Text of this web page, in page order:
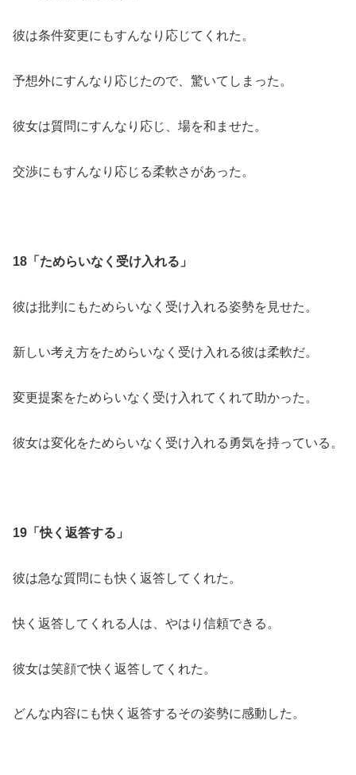
彼は条件変更にもすんなり応じてくれた。
予想外にすんなり応じたので、驚いてしまった。
彼女は質問にすんなり応じ、場を和ませた。
交渉にもすんなり応じる柔軟さがあった。
18「ためらいなく受け入れる」
彼は批判にもためらいなく受け入れる姿勢を見せた。
新しい考え方をためらいなく受け入れる彼は柔軟だ。
変更提案をためらいなく受け入れてくれて助かった。
彼女は変化をためらいなく受け入れる勇気を持っている。
19「快く返答する」
彼は急な質問にも快く返答してくれた。
快く返答してくれる人は、やはり信頼できる。
彼女は笑顔で快く返答してくれた。
どんな内容にも快く返答するその姿勢に感動した。